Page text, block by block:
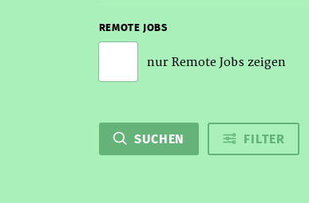
REMOTE JOBS
nur Remote Jobs zeigen
SUCHEN FILTER